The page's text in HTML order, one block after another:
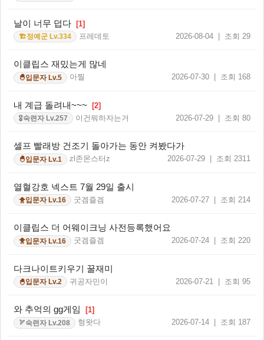
날이 너무 덥다 [1]
🏗️정예군 Lv.334 프레데토 2026-08-04 | 조회 29
이클립스 재밌는게 많네
🐣입문자 Lv.5 아찔 2026-07-30 | 조회 168
내 계급 돌려내~~~ [2]
🎖️숙련자 Lv.257 이건뭐하자는거 2026-07-29 | 조회 80
셀프 빨래방 건조기 돌아가는 동안 켜봤다가
🐣입문자 Lv.1 zl존몬스터z 2026-07-29 | 조회 2311
열혈강호 넥스트 7월 29일 출시
🐥입문자 Lv.16 굿겜즐겜 2026-07-27 | 조회 214
이클립스 더 어웨이크닝 사전등록했어요
🐥입문자 Lv.16 굿겜즐겜 2026-07-24 | 조회 220
다크나이트키우기 꿀재미
🐣입문자 Lv.2 귀공자민이 2026-07-21 | 조회 95
와 추억의 gg게임 [1]
🏹숙련자 Lv.208 형왓다 2026-07-14 | 조회 187